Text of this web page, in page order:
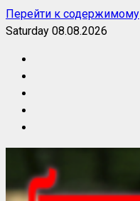
Перейти к содержимому
Saturday 08.08.2026